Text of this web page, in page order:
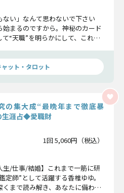
ない」なんて思わないで下さい
まるのですから。神秘のカード
“天職”を明らかにして、これか
ット・タロット
の集大成“最晩年まで徹底暴
生涯占◆愛職財
1回 5,060円（税込）
生/仕事/結婚】これまで一筋に研
師”として活躍する香椎ゆゆ。
まで読み解き、あなたに備わる